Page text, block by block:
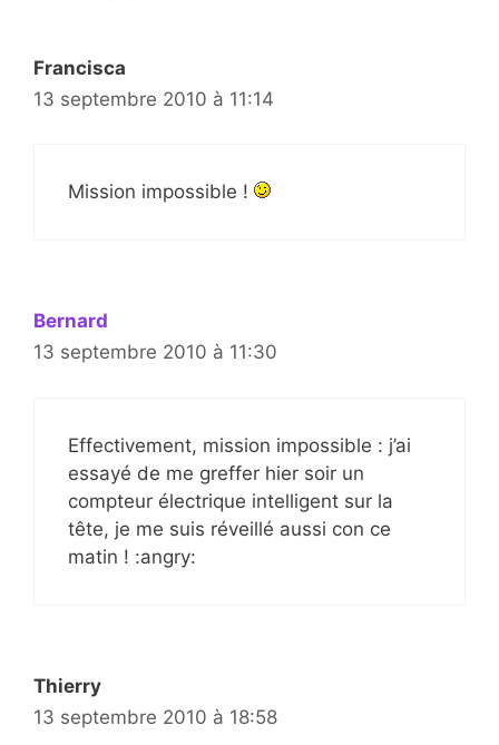
Francisca
13 septembre 2010 à 11:14
Mission impossible !
Bernard
13 septembre 2010 à 11:30
Effectivement, mission impossible : j’ai
essayé de me greffer hier soir un
compteur électrique intelligent sur la
tête, je me suis réveillé aussi con ce
matin ! :angry:
Thierry
13 septembre 2010 à 18:58